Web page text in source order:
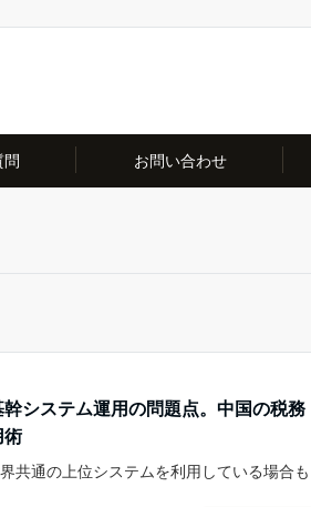
問 お問い合わせ
システム運用の問題点。中国の税務
術
共通の上位システムを利用している場合も